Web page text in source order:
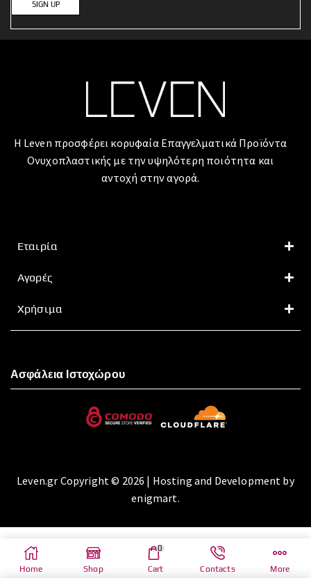
Η Leven προσφέρει κορυφαία Επαγγελματικά Προϊόντα
Ονυχοπλαστικής με την υψηλότερη ποιότητα και
αντοχή στην αγορά.
Εταιρία
Αγορές
Χρήσιμα
Ασφάλεια Ιστοχώρου
Leven.gr Copyright © 2026 | Hosting and Development by
enigmart.
Home Shop
0
Cart Contacts More